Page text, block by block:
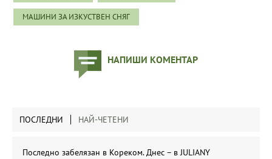
МАШИНИ ЗА ИЗКУСТВЕН СНЯГ
НАПИШИ КОМЕНТАР
ПОСЛЕДНИ НАЙ-ЧЕТЕНИ
Последно забелязан в Кореком. Днес – в JULIANY